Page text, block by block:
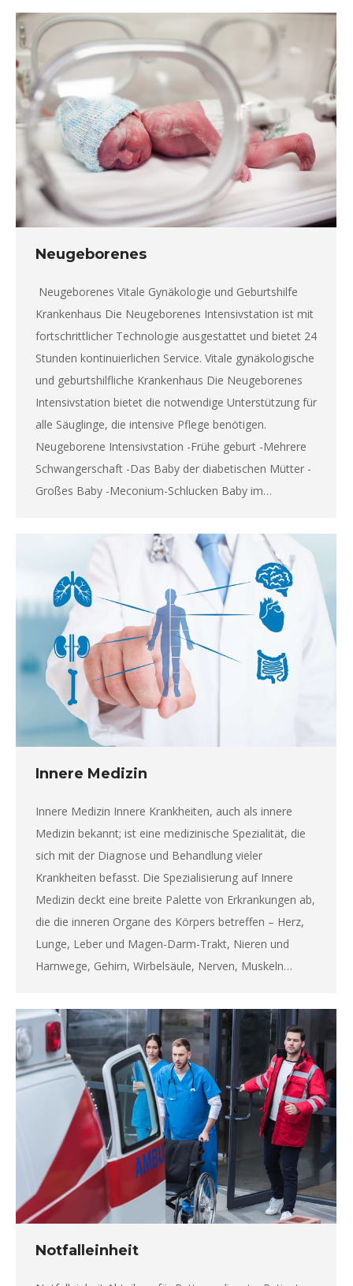
Neugeborenes
Neugeborenes Vitale Gynäkologie und Geburtshilfe
Krankenhaus Die Neugeborenes Intensivstation ist mit
fortschrittlicher Technologie ausgestattet und bietet 24
Stunden kontinuierlichen Service. Vitale gynäkologische
und geburtshilfliche Krankenhaus Die Neugeborenes
Intensivstation bietet die notwendige Unterstützung für
alle Säuglinge, die intensive Pflege benötigen.
Neugeborene Intensivstation -Frühe geburt -Mehrere
Schwangerschaft -Das Baby der diabetischen Mütter -
Großes Baby -Meconium-Schlucken Baby im…
Innere Medizin
Innere Medizin Innere Krankheiten, auch als innere
Medizin bekannt; ist eine medizinische Spezialität, die
sich mit der Diagnose und Behandlung vieler
Krankheiten befasst. Die Spezialisierung auf Innere
Medizin deckt eine breite Palette von Erkrankungen ab,
die die inneren Organe des Körpers betreffen – Herz,
Lunge, Leber und Magen-Darm-Trakt, Nieren und
Harnwege, Gehirn, Wirbelsäule, Nerven, Muskeln…
Notfalleinheit